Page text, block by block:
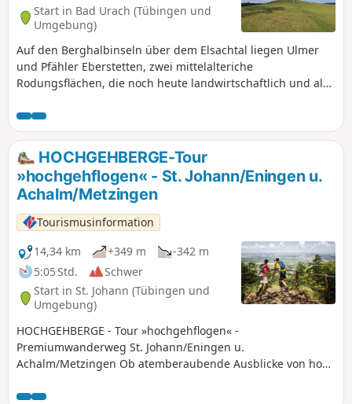
Start in Bad Urach (Tübingen und
Umgebung)
Auf den Berghalbinseln über dem Elsachtal liegen Ulmer
und Pfähler Eberstetten, zwei mittelalteriche
Rodungsflächen, die noch heute landwirtschaftlich und als
abwechslungsreiche Rundwanderung auf gut ausgebauten
Feld- und Waldwegen. Ungefähr die Hälfte der Route
verläuft im schattigen Hochwald. Steigungen und Gefälle
sind mäßig.
HOCHGEHBERGE-Tour
»hochgehflogen« - St. Johann/Eningen u.
Achalm/Metzingen
Tourismusinformation
14,34 km
+349 m
-342 m
5:05 Std.
Schwer
Start in St. Johann (Tübingen und
Umgebung)
HOCHGEHBERGE - Tour »hochgehflogen« -
Premiumwanderweg St. Johann/Eningen u.
Achalm/Metzingen Ob atemberaubende Ausblicke von hoch
beim Höhenflug zuschauen – der Wanderweg